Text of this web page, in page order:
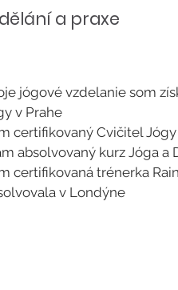
a praxe
jógové vzdelanie som
v Prahe
certifikovaný Cvičitel Jógy
absolvovaný kurz Jóga a
certifikovaná trénerka
v Londýne